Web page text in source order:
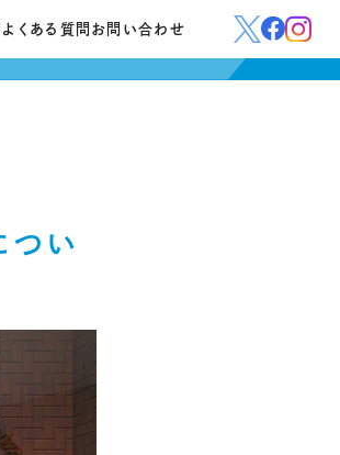
よくある質問 お問い合わせ
つい